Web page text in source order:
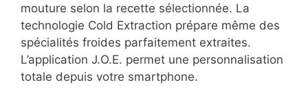
mouture selon la recette sélectionnée. La
technologie Cold Extraction prépare même des
spécialités froides parfaitement extraites.
L’application J.O.E. permet une personnalisation
totale depuis votre smartphone.